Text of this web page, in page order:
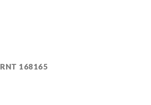
RNT 168165